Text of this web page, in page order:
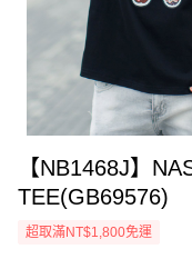
【NB1468J】
TEE(GB69576)
超取滿NT$1,800免運